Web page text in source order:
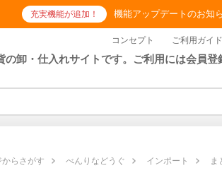
充実機能が追加！ 機能アップデートのお知
コンセプト ご利用ガイド
の卸・仕入れサイトです。ご利用には会員登
らさがす べんりなどうぐ インポート ま